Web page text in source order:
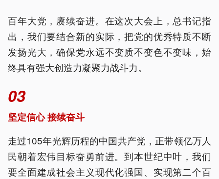
百年大党，赓续奋进。在这次大会上，总书记指
出，我们要结合新的实际，把党的优秀特质不断
发扬光大，确保党永远不变质不变色不变味，始
终具有强大创造力凝聚力战斗力。
03
坚定信心 接续奋斗
走过105年光辉历程的中国共产党，正带领亿万人
民朝着宏伟目标奋勇前进。到本世纪中叶，我们
要全面建成社会主义现代化强国、实现第二个百